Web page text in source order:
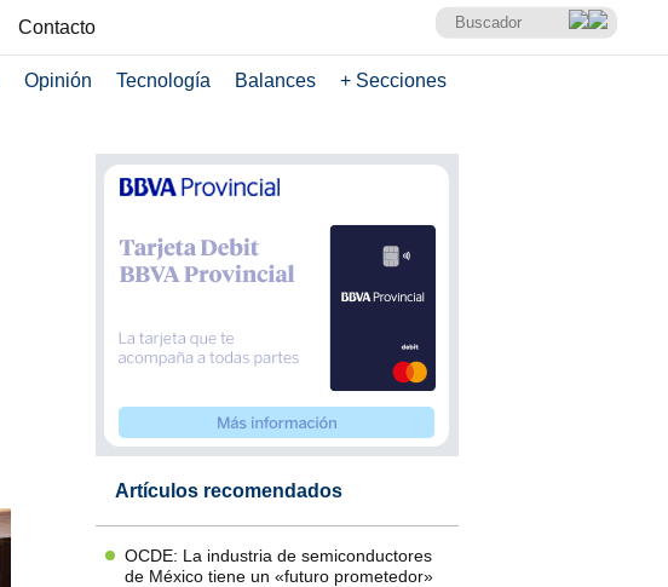
Contacto
Opinión Tecnología Balances + Secciones
Artículos recomendados
OCDE: La industria de semiconductores
de México tiene un «futuro prometedor»